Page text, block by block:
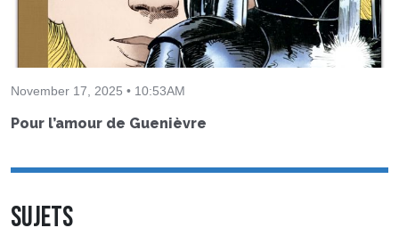
November 17, 2025 • 10:53AM
Pour l’amour de Guenièvre
SUJETS